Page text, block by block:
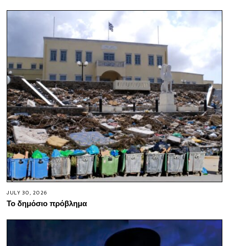
JULY 30, 2026
Το δημόσιο πρόβλημα